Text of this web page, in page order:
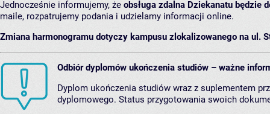
Jednocześnie informujemy, że obsługa zdalna Dziekanatu będzie
maile, rozpatrujemy podania i udzielamy informacji online.
Zmiana harmonogramu dotyczy kampusu zlokalizowanego na ul.
Odbiór dyplomów ukończenia studiów – ważne
Dyplom ukończenia studiów wraz z suplementem
dyplomowego. Status przygotowania swoich